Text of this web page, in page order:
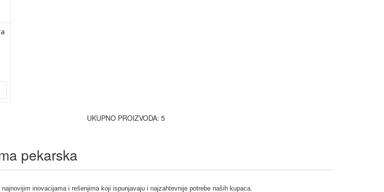
UKUPNO PROIZVODA: 5
pekarska
najnovijim inovacijama i rešenjima koji ispunjavaju i najzahtevnije potrebe naših kupaca.